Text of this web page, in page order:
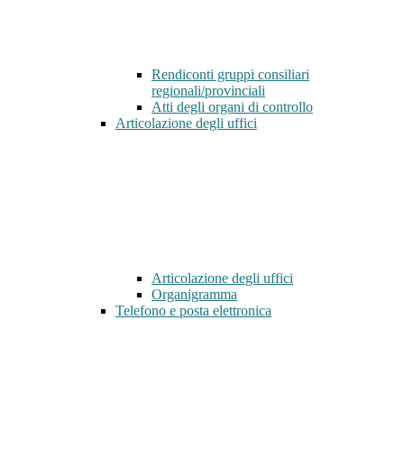
Rendiconti gruppi consiliari
regionali/provinciali
Atti degli organi di controllo
Articolazione degli uffici
Articolazione degli uffici
Organigramma
Telefono e posta elettronica